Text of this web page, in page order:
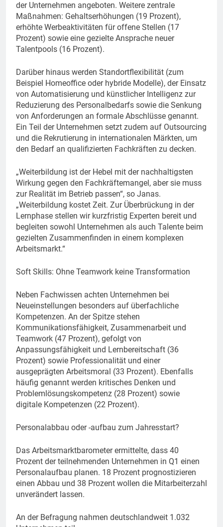
der Unternehmen angeboten. Weitere zentrale
Maßnahmen: Gehaltserhöhungen (19 Prozent),
erhöhte Werbeaktivitäten für offene Stellen (17
Prozent) sowie eine gezielte Ansprache neuer
Talentpools (16 Prozent).
Darüber hinaus werden Standortflexibilität (zum
Beispiel Homeoffice oder hybride Modelle), der Einsatz
von Automatisierung und künstlicher Intelligenz zur
Reduzierung des Personalbedarfs sowie die Senkung
von Anforderungen an formale Abschlüsse genannt.
Ein Teil der Unternehmen setzt zudem auf Outsourcing
und die Rekrutierung in internationalen Märkten, um
den Bedarf an qualifizierten Fachkräften zu decken.
„Weiterbildung ist der Hebel mit der nachhaltigsten
Wirkung gegen den Fachkräftemangel, aber sie muss
zur Realität im Betrieb passen“, so Janas.
„Weiterbildung kostet Zeit. Zur Überbrückung in der
Lernphase stellen wir kurzfristig Experten bereit und
begleiten sowohl Unternehmen als auch Talente beim
gezielten Zusammenfinden in einem komplexen
Arbeitsmarkt.“
Soft Skills: Ohne Teamwork keine Transformation
Neben Fachwissen achten Unternehmen bei
Neueinstellungen besonders auf überfachliche
Kompetenzen. An der Spitze stehen
Kommunikationsfähigkeit, Zusammenarbeit und
Teamwork (47 Prozent), gefolgt von
Anpassungsfähigkeit und Lernbereitschaft (36
Prozent) sowie Professionalität und einer
ausgeprägten Arbeitsmoral (33 Prozent). Ebenfalls
häufig genannt werden kritisches Denken und
Problemlösungskompetenz (28 Prozent) sowie
digitale Kompetenzen (22 Prozent).
Personalabbau oder -aufbau zum Jahresstart?
Das Arbeitsmarktbarometer ermittelte, dass 40
Prozent der teilnehmenden Unternehmen in Q1 einen
Personalaufbau planen. 18 Prozent prognostizieren
einen Abbau und 38 Prozent wollen die Mitarbeiterzahl
unverändert lassen.
An der Befragung nahmen deutschlandweit 1.032